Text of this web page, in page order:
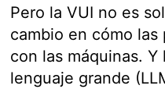
Pero la VUI no es
cambio en cómo
con las máquinas. Y
lenguaje grande